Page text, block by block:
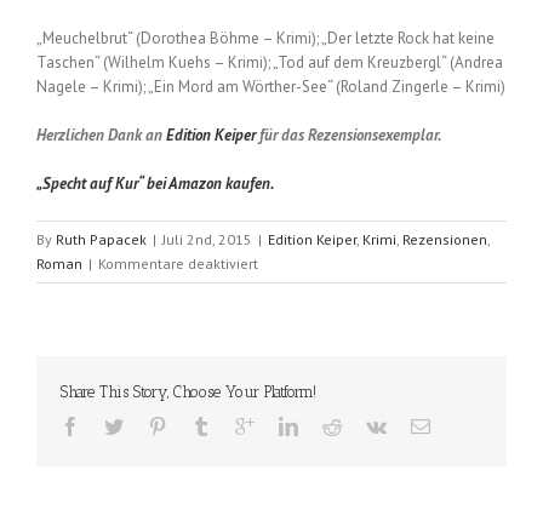
„Meuchelbrut“ (Dorothea Böhme – Krimi); „Der letzte Rock hat keine
Taschen“ (Wilhelm Kuehs – Krimi); „Tod auf dem Kreuzbergl“ (Andrea
Nagele – Krimi); „Ein Mord am Wörther-See“ (Roland Zingerle – Krimi)
Herzlichen Dank anEdition Keiperfür das Rezensionsexemplar.
„Specht auf Kur“ bei Amazon kaufen.
By Ruth Papacek | Juli 2nd, 2015 | Edition Keiper, Krimi, Rezensionen,
Roman | Kommentare deaktiviertfür
Specht
&
Kommissar
Share This Story, Choose Your Platform!